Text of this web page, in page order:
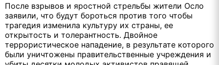
После взрывов и яростной стрельбы жители Осло
заявили, что будут бороться против того чтобы
трагедия изменила культуру их страны, ее
открытость и толерантность. Двойное
террористическое нападение, в результате которого
были уничтожены правительственные учреждения и